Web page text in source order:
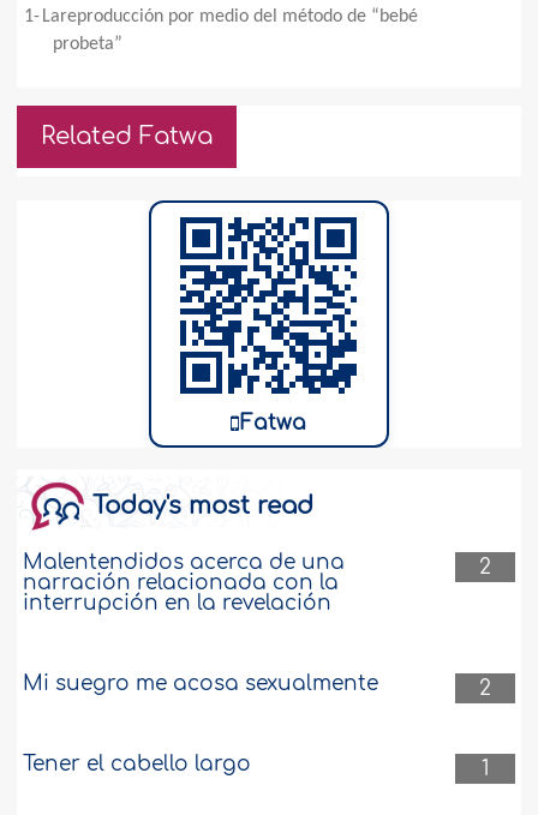
1- Lareproducción por medio del método de “bebé
probeta”
Related Fatwa
Fatwa
Today's most read
2
Malentendidos acerca de una
narración relacionada con la
interrupción en la revelación
2
Mi suegro me acosa sexualmente
1
Tener el cabello largo